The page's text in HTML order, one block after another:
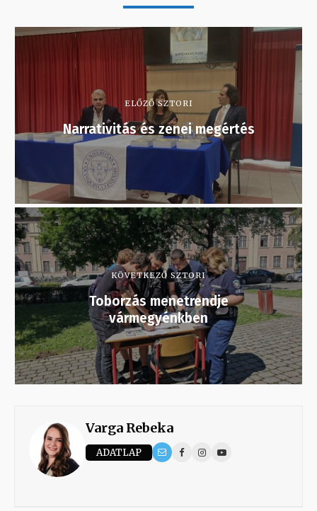
ELŐZŐ SZTORI
Narrativitás és zenei megértés
KÖVETKEZŐ SZTORI
Toborzás menetrendje
vármegyénkben
Varga Rebeka
ADATLAP